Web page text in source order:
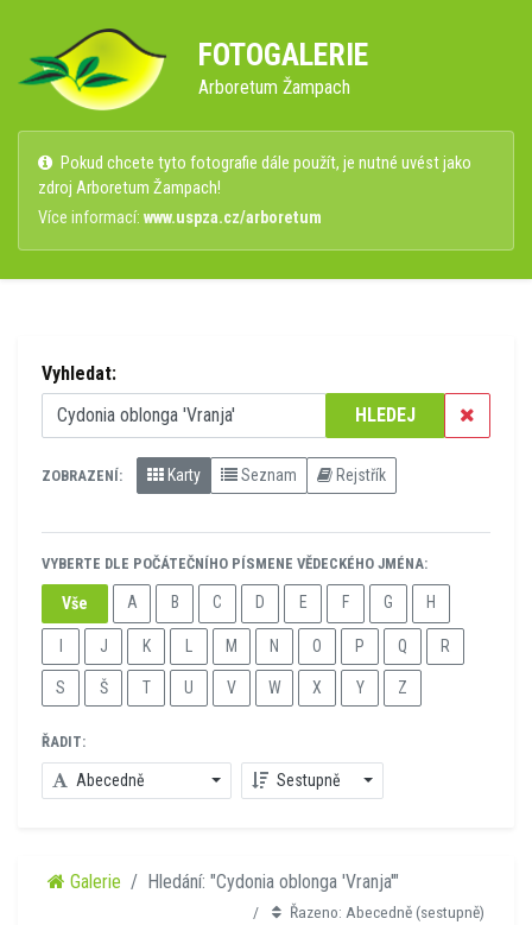
FOTOGALERIE
Arboretum Žampach
Pokud chcete tyto fotografie dále použít, je nutné uvést jako
zdroj Arboretum Žampach!
Více informací: www.uspza.cz/arboretum
Vyhledat:
HLEDEJ
ZOBRAZENÍ: Karty Seznam Rejstřík
VYBERTE DLE POČÁTEČNÍHO PÍSMENE VĚDECKÉHO JMÉNA:
Vše A B C D E F G H
J K M N O P Q R
S Š T U V W X Y Z
ŘADIT:
Abecedně Sestupně
Galerie Hledání: "Cydonia oblonga 'Vranja'"
Řazeno: Abecedně (sestupně)